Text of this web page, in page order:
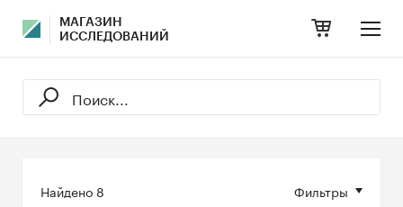
МАГАЗИН
ИССЛЕДОВАНИЙ
Фильтры
Найдено 8